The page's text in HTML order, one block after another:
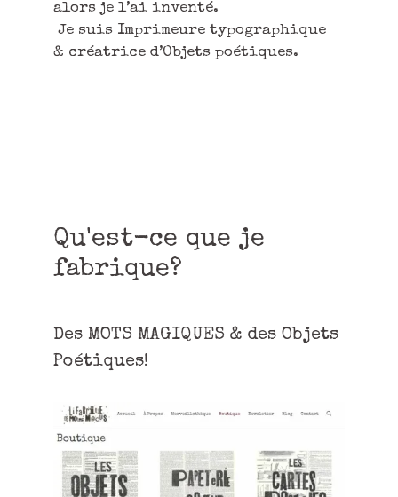
alors je l’ai inventé.
Je suis Imprimeure typographique
& créatrice d’Objets poétiques.
Qu'est-ce que je
fabrique?
Des MOTS MAGIQUES & des Objets
Poétiques!